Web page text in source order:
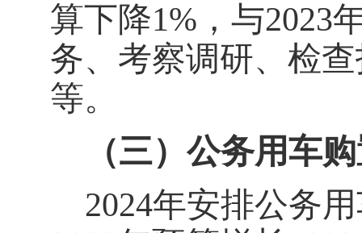
算下降1% ，与2023
务、考察调研、检
等。
（三）公务用车
2024年安排公务